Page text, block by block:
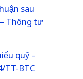
sau
Thông tư
quỹ –
TT-BTC